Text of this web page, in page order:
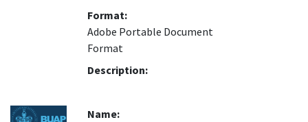
Format:
Adobe Portable Document
Format
Description:
Name: